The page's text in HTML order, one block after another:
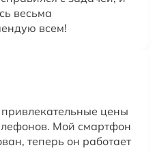
весьма
всем!
цены
Мой смартфон
теперь он работает